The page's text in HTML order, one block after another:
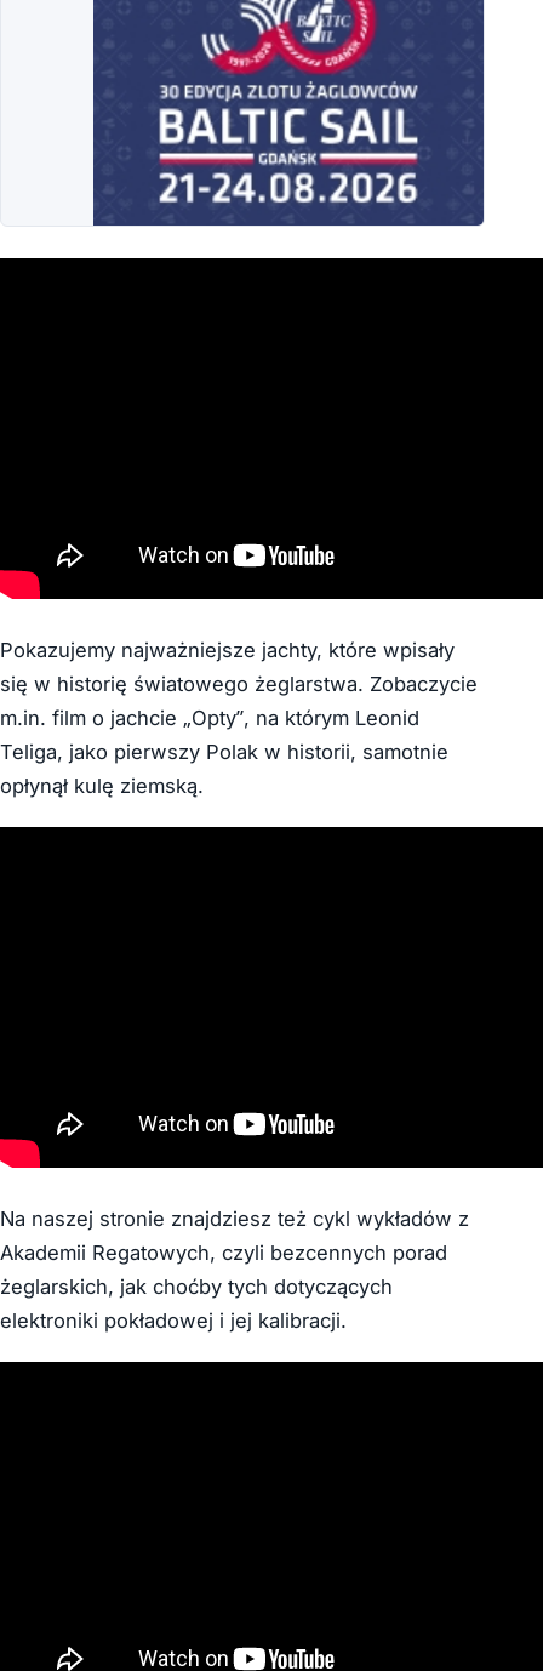
Pokazujemy najważniejsze jachty, które wpisały
się w historię światowego żeglarstwa. Zobaczycie
m.in. film o jachcie „Opty”, na którym Leonid
Teliga, jako pierwszy Polak w historii, samotnie
opłynął kulę ziemską.
Na naszej stronie znajdziesz też cykl wykładów z
Akademii Regatowych, czyli bezcennych porad
żeglarskich, jak choćby tych dotyczących
elektroniki pokładowej i jej kalibracji.